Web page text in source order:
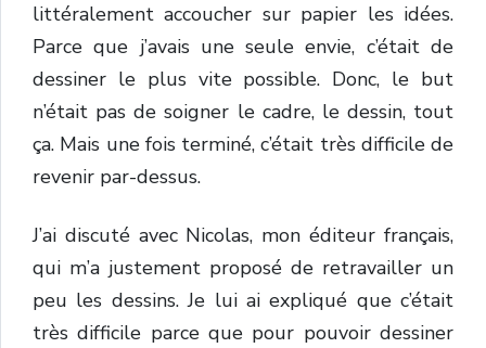
littéralement accoucher sur papier les idées.
Parce que j’avais une seule envie, c’était de
dessiner le plus vite possible. Donc, le but
n’était pas de soigner le cadre, le dessin, tout
ça. Mais une fois terminé, c’était très difficile de
revenir par-dessus.
J’ai discuté avec Nicolas, mon éditeur français,
qui m’a justement proposé de retravailler un
peu les dessins. Je lui ai expliqué que c’était
très difficile parce que pour pouvoir dessiner